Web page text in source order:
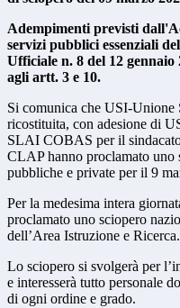
Adempimenti previsti
servizi pubblici essenziali
Ufficiale n. 8 del 12
agli artt. 3 e 10.
Si comunica che USI-Unione
ricostituita, con adesione di
SLAI COBAS per il
CLAP hanno proclamato uno
pubbliche e private per il 9
Per la medesima intera
proclamato uno sciopero
dell’Area Istruzione e Ricerca.
Lo sciopero si svolgerà per
e interesserà tutto personale
di ogni ordine e grado.